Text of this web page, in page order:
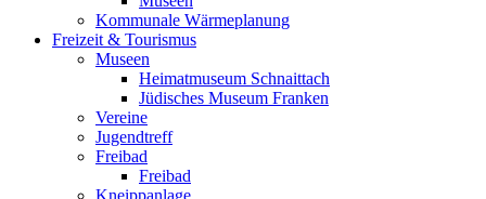
Kommunale Wärmeplanung
Freizeit & Tourismus
Museen
Heimatmuseum Schnaittach
Jüdisches Museum Franken
Vereine
Jugendtreff
Freibad
Freibad
Kneippanlage